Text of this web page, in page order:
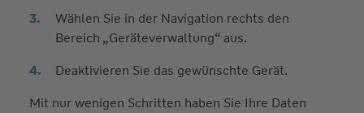
Wählen Sie in der Navigation rechts den
Bereich „Geräteverwaltung“ aus.
Deaktivieren Sie das gewünschte Gerät.
Mit nur wenigen Schritten haben Sie Ihre Daten